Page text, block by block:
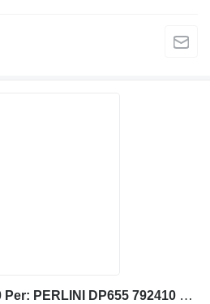
PERLINI DP655 792410 Per: PERLINI DP655 792410 Pneumatico